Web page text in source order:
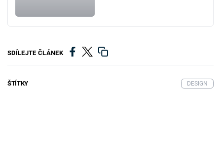
SDÍLEJTE ČLÁNEK
ŠTÍTKY DESIGN